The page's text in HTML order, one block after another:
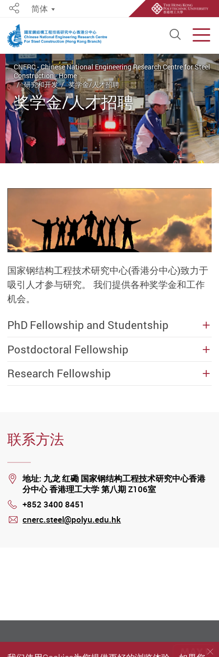
Open
Share简体
Start main content
CNERC - Chinese National Engineering Research Centre for Steel
Construction - Home
研究和开发
奖学金/人才招聘
奖学金/人才招聘
国家钢结构工程技术研究中心(香港分中心)致力于
吸引人才参与研究。 我们提供各种奖学金和工作
机会。
PhD Fellowship and Studentship
Postdoctoral Fellowship
Research Fellowship
联系方法
Location
地址: 九龙 红磡 国家钢结构工程技术研究中心香港
分中心 香港理工大学 第八期 Z106室
Phone
+852 3400 8451
cnerc.steel@polyu.edu.hk